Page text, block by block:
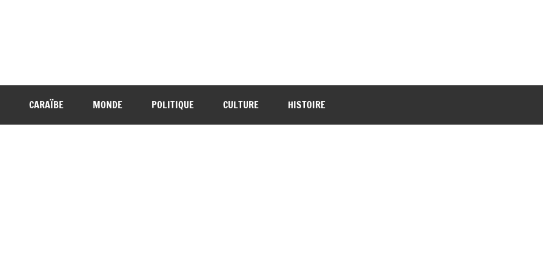
CARAÏBE MONDE POLITIQUE CULTURE HISTOIRE